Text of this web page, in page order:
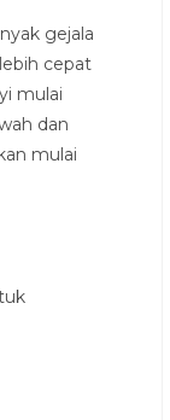
gejala
cepat
mulai
dan
mulai